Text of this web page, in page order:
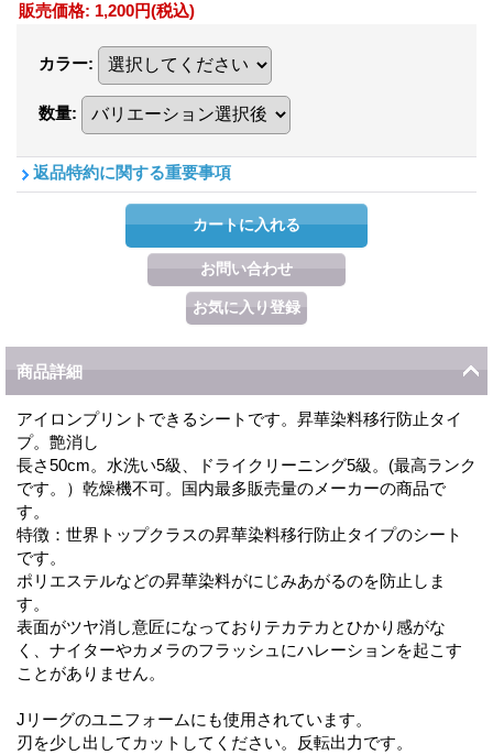
販売価格: 1,200円(税込)
カラー:
数量:
返品特約に関する重要事項
商品詳細
アイロンプリントできるシートです。昇華染料移行防止タイ
プ。艶消し
長さ50cm。水洗い5級、ドライクリーニング5級。(最高ランク
です。）乾燥機不可。国内最多販売量のメーカーの商品で
す。
特徴：世界トップクラスの昇華染料移行防止タイプのシート
です。
ポリエステルなどの昇華染料がにじみあがるのを防止しま
す。
表面がツヤ消し意匠になっておりテカテカとひかり感がな
く、ナイターやカメラのフラッシュにハレーションを起こす
ことがありません。
Jリーグのユニフォームにも使用されています。
刃を少し出してカットしてください。反転出力です。